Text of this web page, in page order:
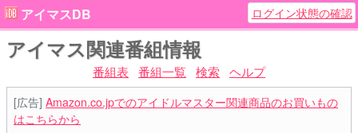
アイマスDB ログイン状態の確認
アイマス関連番組情報
番組表 番組一覧 検索 ヘルプ
[広告] Amazon.co.jpでのアイドルマスター関連商品のお買いもの
はこちらから